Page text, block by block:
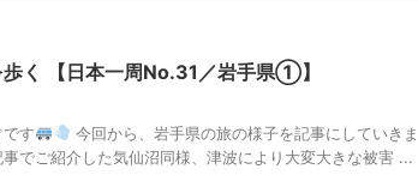
く 【日本一周No.31／岩手県①】
す
今回から、岩手県の旅の様子を記事にしていきま
でご紹介した気仙沼同様、津波により大変大きな被害 ...